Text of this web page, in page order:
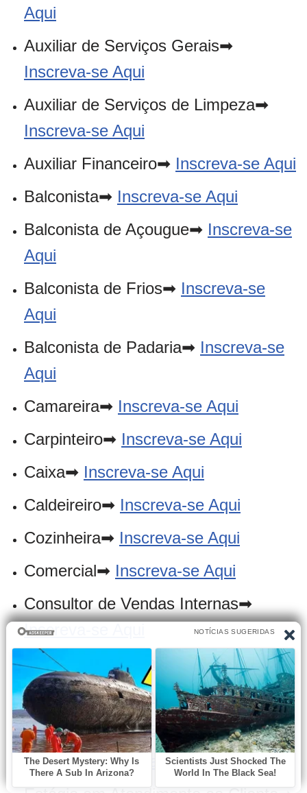
Aqui
Auxiliar de Serviços Gerais➡
Inscreva-se Aqui
Auxiliar de Serviços de Limpeza➡
Inscreva-se Aqui
Auxiliar Financeiro➡ Inscreva-se Aqui
Balconista➡ Inscreva-se Aqui
Balconista de Açougue➡ Inscreva-se
Aqui
Balconista de Frios➡ Inscreva-se
Aqui
Balconista de Padaria➡ Inscreva-se
Aqui
Camareira➡ Inscreva-se Aqui
Carpinteiro➡ Inscreva-se Aqui
Caixa➡ Inscreva-se Aqui
Caldeireiro➡ Inscreva-se Aqui
Cozinheira➡ Inscreva-se Aqui
Comercial➡ Inscreva-se Aqui
Consultor de Vendas Internas➡
Inscreva-se Aqui
Cumim➡
Inscreva-se Aqui
Designer➡Inscreva-se Aqui
Eletricista➡Inscreva-se Aqui
Estágio➡Inscreva-se Aqui